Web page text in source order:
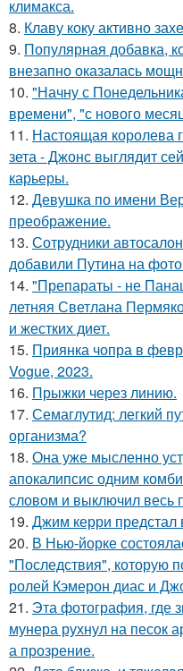
климакса.
8. Клаву коку активно
9. Популярная добавка,
внезапно оказалась
10. "Начну с
времени", "с нового
11. Настоящая королева
зета - Джонс выглядит
карьеры.
12. Девушка по имени
преображение.
13. Сотрудники
добавили Путина на
14. "Препараты - не
летняя Светлана
и жестких диет.
15. Приянка чопра в
Vogue, 2023.
16. Прыжки через линию.
17. Семаглутид: легкий
организма?
18. Она уже мысленно
апокалипсис одним
словом и выключил весь
19. Джим керри предстал
20. В Нью-йорке
"Последствия", которую
ролей Кэмерон диас и
21. Эта фотография, где
мунера рухнул на песок
а прозрение.